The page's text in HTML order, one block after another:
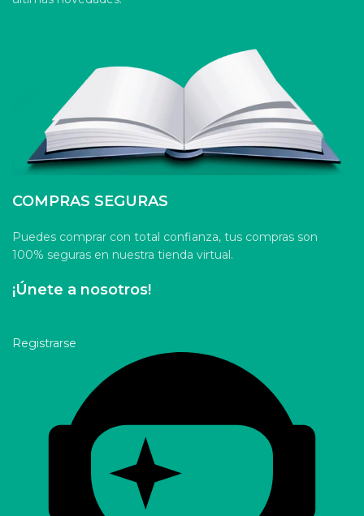
COMPRAS SEGURAS
Puedes comprar con total confianza, tus compras son
100% seguras en nuestra tienda virtual.
¡Únete a nosotros!
Registrarse